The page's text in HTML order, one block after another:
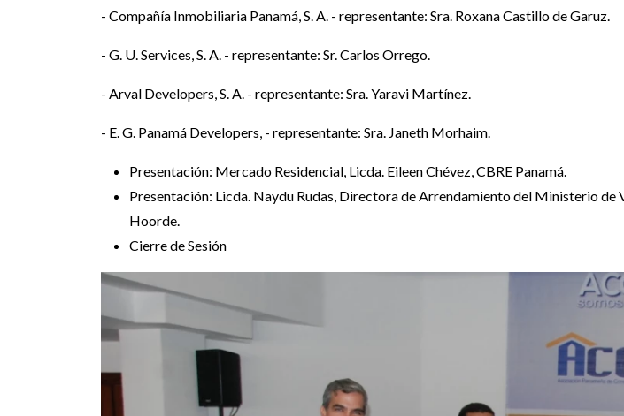
- Compañía Inmobiliaria Panamá, S. A. - representante: Sra. Roxana Castillo de Garuz.
- G. U. Services, S. A. - representante: Sr. Carlos Orrego.
- Arval Developers, S. A. - representante: Sra. Yaravi Martínez.
- E. G. Panamá Developers, - representante: Sra. Janeth Morhaim.
Presentación: Mercado Residencial, Licda. Eileen Chévez, CBRE Panamá.
Presentación: Licda. Naydu Rudas, Directora de Arrendamiento del Ministerio
Hoorde.
Cierre de Sesión